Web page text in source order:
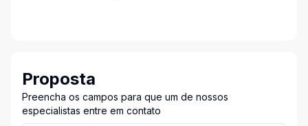
Proposta
Preencha os campos para que um de nossos
especialistas entre em contato